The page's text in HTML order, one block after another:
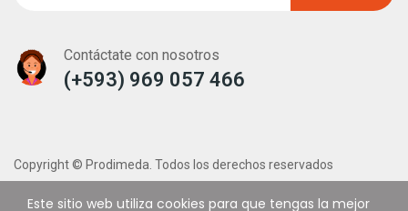
Contáctate con nosotros
(+593) 969 057 466
Copyright © Prodimeda. Todos los derechos reservados
Este sitio web utiliza cookies para que tengas la mejor